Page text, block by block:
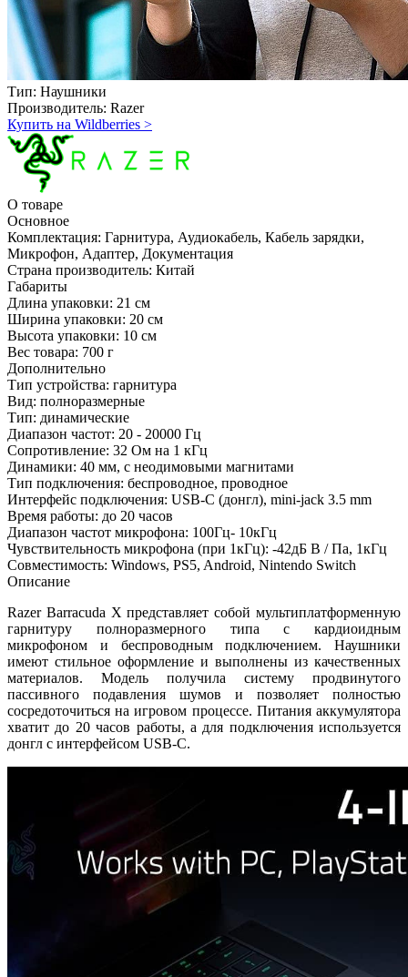
Тип: Наушники
Производитель: Razer
Купить на Wildberries >
О товаре
Основное
Комплектация: Гарнитура, Аудиокабель, Кабель зарядки,
Микрофон, Адаптер, Документация
Страна производитель: Китай
Габариты
Длина упаковки: 21 см
Ширина упаковки: 20 см
Высота упаковки: 10 см
Вес товара: 700 г
Дополнительно
Тип устройства: гарнитура
Вид: полноразмерные
Тип: динамические
Диапазон частот: 20 - 20000 Гц
Сопротивление: 32 Oм на 1 кГц
Динамики: 40 мм, с неодимовыми магнитами
Тип подключения: беспроводное, проводное
Интерфейс подключения: USB-C (донгл), mini-jack 3.5 mm
Время работы: до 20 часов
Диапазон частот микрофона: 100Гц- 10кГц
Чувствительность микрофона (при 1кГц): -42дБ В / Па, 1кГц
Совместимость: Windows, PS5, Android, Nintendo Switch
Описание
Razer Barracuda X представляет собой мультиплатформенную
гарнитуру полноразмерного типа с кардиоидным
микрофоном и беспроводным подключением. Наушники
имеют стильное оформление и выполнены из качественных
материалов. Модель получила систему продвинутого
пассивного подавления шумов и позволяет полностью
сосредоточиться на игровом процессе. Питания аккумулятора
хватит до 20 часов работы, а для подключения используется
донгл с интерфейсом USB-C.